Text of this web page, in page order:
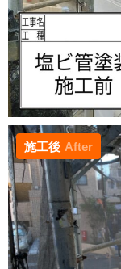
施工後 After